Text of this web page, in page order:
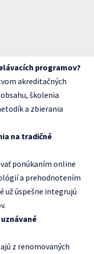
programov?
akreditačných
školenia
a zbierania
na tradičné
ponúkaním online
a prehodnotením
už úspešne integrujú
z renomovaných